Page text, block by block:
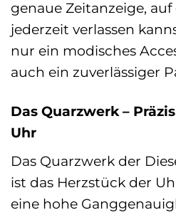
genaue Zeitanzeige,
jederzeit verlassen
nur ein modisches
auch ein zuverlässiger
Das Quarzwerk –
Uhr
Das Quarzwerk der
ist das Herzstück der
eine hohe